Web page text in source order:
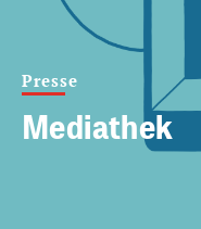
Presse
Mediathek